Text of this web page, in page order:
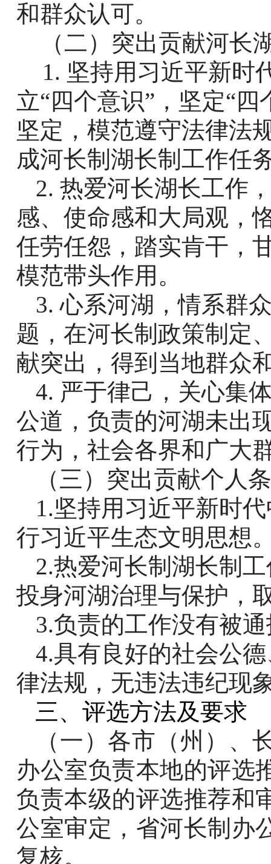
和群众认可。
（二）突出贡献河长
1. 坚持用习近平新时
立“四个意识”，坚定“
坚定，模范遵守法律法
成河长制湖长制工作任
2. 热爱河长湖长工作
感、使命感和大局观，
任劳任怨，踏实肯干，
模范带头作用。
3.心系河湖，情系群
题，在河长制政策制定
献突出，得到当地群众
4. 严于律己，关心集
公道，负责的河湖未出
行为，社会各界和广大
（三）突出贡献个人
1.坚持用习近平新时
行习近平生态文明思想
2.热爱河长制湖长制
投身河湖治理与保护，
3.负责的工作没有被
4.具有良好的社会公
律法规，无违法违纪现
三、评选方法及要求
（一）各市（州）
办公室负责本地的评选
负责本级的评选推荐和
公室审定，省河长制办
复核。